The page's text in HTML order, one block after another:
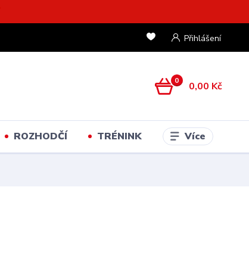
Přihlášení
0 0,00 Kč
ROZHODČÍ TRÉNINK Více